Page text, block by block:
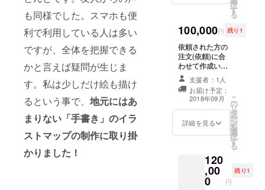
も同様でした。スマホも便
利で利用している人は多い
ですが、全体を把握できる
かと言えば疑問が生じま
す。私は少しだけ絵も描け
るという事で、 地元にはあ
まりない「手書き」のイラ
ストマップの制作に取り掛
かりました！
敵な庭
してみ
てくだ
さい。
択
す
る
100,000円 残り1
依頼された方の
注文(依頼)に合
わせて作成いた
します。当然打
ち合わせをさせ
て頂きます。よ
ろしくお願いし
ます。
支援者：1人
お届け予定：
2018年09月
詳細を見る
こ
の
リ
タ
ー
ン
を
選
択
す
る
120
,00
0 円
残り1